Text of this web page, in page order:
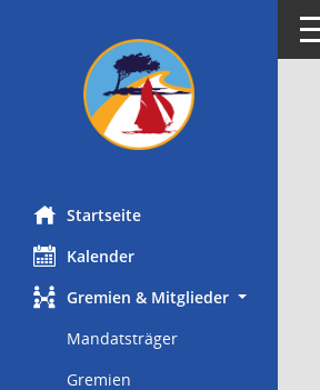
Startseite
Kalender
Gremien & Mitglieder
Mandatsträger
Gremien